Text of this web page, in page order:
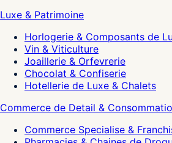
Luxe & Patrimoine
Horlogerie & Composants de
Vin & Viticulture
Joaillerie & Orfevrerie
Chocolat & Confiserie
Hotellerie de Luxe & Chalets
Commerce de Detail &
Commerce Specialise &